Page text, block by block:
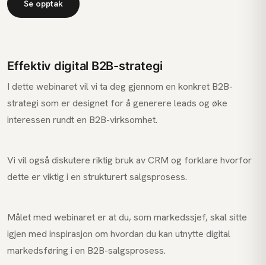
Se opptak
Effektiv digital B2B-strategi
I dette webinaret vil vi ta deg gjennom en konkret B2B-
strategi som er designet for å generere leads og øke
interessen rundt en B2B-virksomhet.
Vi vil også diskutere riktig bruk av CRM og forklare hvorfor
dette er viktig i en strukturert salgsprosess.
Målet med webinaret er at du, som markedssjef, skal sitte
igjen med inspirasjon om hvordan du kan utnytte digital
markedsføring i en B2B-salgsprosess.